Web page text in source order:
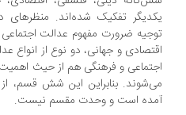
تفکیک شده‌اند. منظرهای دینی
ضرورت مفهوم عدالت اجتماعی
و جهانی، دو نوع از انواع عدالت
و فرهنگی هم از حیث اهمیت
بنابراین این شش قسم، از سه
است و وحدت مقسم نیست.